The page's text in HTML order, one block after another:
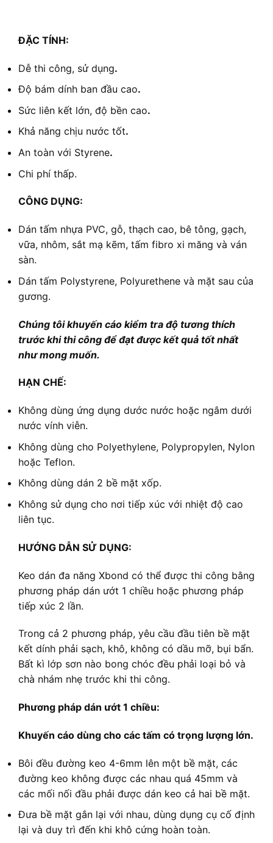
ĐẶC TÍNH:
Dễ thi công, sử dụng.
Độ bám dính ban đầu cao.
Sức liên kết lớn, độ bền cao.
Khả năng chịu nước tốt.
An toàn với Styrene.
Chi phí thấp.
CÔNG DỤNG:
Dán tấm nhựa PVC, gỗ, thạch cao, bê tông, gạch,
vữa, nhôm, sắt mạ kẽm, tấm fibro xi măng và ván
sàn.
Dán tấm Polystyrene, Polyurethene và mặt sau của
gương.
Chúng tôi khuyến cáo kiểm tra độ tương thích
trước khi thi công để đạt được kết quả tốt nhất
như mong muốn.
HẠN CHẾ:
Không dùng ứng dụng dước nước hoặc ngâm dưới
nước vính viễn.
Không dùng cho Polyethylene, Polypropylen, Nylon
hoặc Teflon.
Không dùng dán 2 bề mặt xốp.
Không sử dụng cho nơi tiếp xúc với nhiệt độ cao
liên tục.
HƯỚNG DẪN SỬ DỤNG:
Keo dán đa năng Xbond có thể được thi công bằng
phương pháp dán ướt 1 chiều hoặc phương pháp
tiếp xúc 2 lần.
Trong cả 2 phương pháp, yêu cầu đầu tiên bề mặt
kết dính phải sạch, khô, không có dầu mỡ, bụi bẩn.
Bất kì lớp sơn nào bong chóc đều phải loại bỏ và
chà nhám nhẹ trước khi thi công.
Phương pháp dán ướt 1 chiều:
Khuyến cáo dùng cho các tấm có trọng lượng lớn.
Bôi đều đường keo 4-6mm lên một bề mặt, các
đường keo không được các nhau quá 45mm và
các mối nối đầu phải được dán keo cả hai bề mặt.
Đưa bề mặt gắn lại với nhau, dùng dụng cụ cố định
lại và duy trì đến khi khô cứng hoàn toàn.